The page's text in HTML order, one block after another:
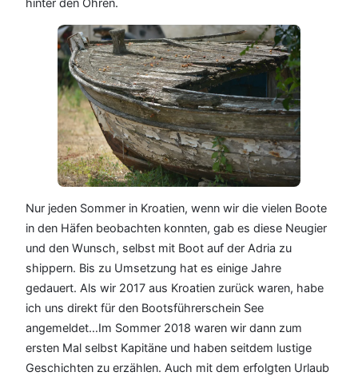
hinter den Ohren.
Nur jeden Sommer in Kroatien, wenn wir die vielen Boote
in den Häfen beobachten konnten, gab es diese Neugier
und den Wunsch, selbst mit Boot auf der Adria zu
shippern. Bis zu Umsetzung hat es einige Jahre
gedauert. Als wir 2017 aus Kroatien zurück waren, habe
ich uns direkt für den Bootsführerschein See
angemeldet…Im Sommer 2018 waren wir dann zum
ersten Mal selbst Kapitäne und haben seitdem lustige
Geschichten zu erzählen. Auch mit dem erfolgten Urlaub